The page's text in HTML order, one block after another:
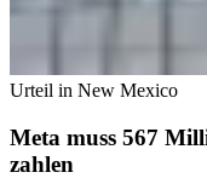
Urteil in New Mexico
Meta muss 567
zahlen